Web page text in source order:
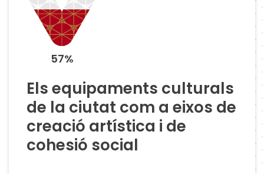
57%
Els equipaments culturals
de la ciutat com a eixos de
creació artística i de
cohesió social